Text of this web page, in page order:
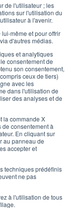
de l'utilisateur ; les
sur l'utilisation du
à l'avenir.
même et pour offrir
d'autres médias.
et analytiques
consentement de
son consentement,
ceux de tiers)
avec les
dans l'utilisation de
des analyses et de
la commande X
consentement à
En cliquant sur
au panneau de
accepter et
techniques prédéfinis
ne pas
à l'utilisation de tous